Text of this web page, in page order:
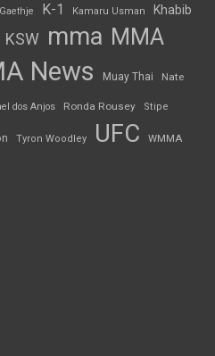
K-1 Kamaru Usman Khabib
KSW mma MMA
News Muay Thai Nate
dos Anjos Ronda Rousey Stipe
Tyron Woodley UFC WMMA